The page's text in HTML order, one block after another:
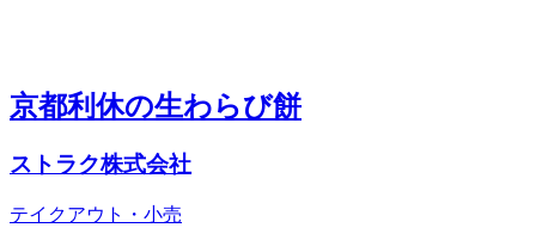
京都利休の生わらび餅
ストラク株式会社
テイクアウト・小売